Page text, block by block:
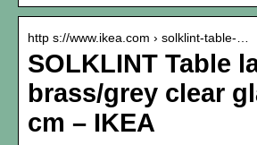
http s://www.ikea.com › solklint-table-…
SOLKLINT Table
brass/grey clear
cm – IKEA